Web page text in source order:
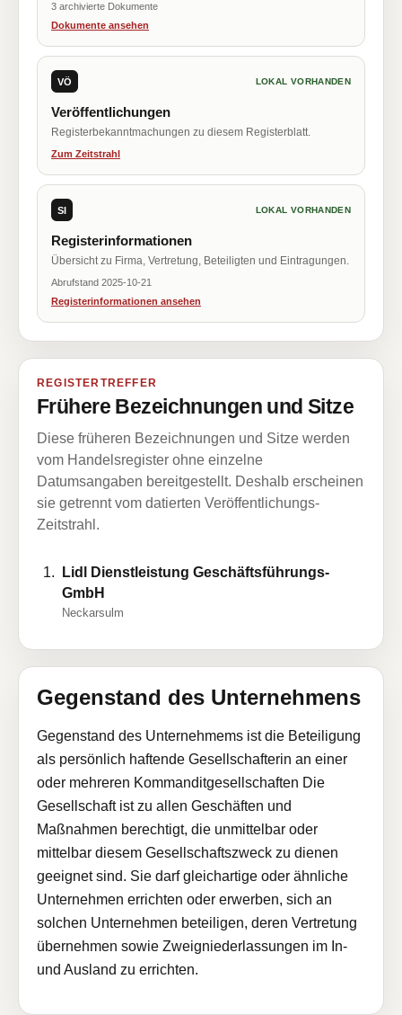
3 archivierte Dokumente
Dokumente ansehen
VÖ LOKAL VORHANDEN
Veröffentlichungen
Registerbekanntmachungen zu diesem Registerblatt.
Zum Zeitstrahl
SI LOKAL VORHANDEN
Registerinformationen
Übersicht zu Firma, Vertretung, Beteiligten und Eintragungen.
Abrufstand 2025-10-21
Registerinformationen ansehen
REGISTERTREFFER
Frühere Bezeichnungen und Sitze
Diese früheren Bezeichnungen und Sitze werden
vom Handelsregister ohne einzelne
Datumsangaben bereitgestellt. Deshalb erscheinen
sie getrennt vom datierten Veröffentlichungs-
Zeitstrahl.
Lidl Dienstleistung Geschäftsführungs-
GmbH
Neckarsulm
Gegenstand des Unternehmens
Gegenstand des Unternehmems ist die Beteiligung
als persönlich haftende Gesellschafterin an einer
oder mehreren Kommanditgesellschaften Die
Gesellschaft ist zu allen Geschäften und
Maßnahmen berechtigt, die unmittelbar oder
mittelbar diesem Gesellschaftszweck zu dienen
geeignet sind. Sie darf gleichartige oder ähnliche
Unternehmen errichten oder erwerben, sich an
solchen Unternehmen beteiligen, deren Vertretung
übernehmen sowie Zweigniederlassungen im In-
und Ausland zu errichten.